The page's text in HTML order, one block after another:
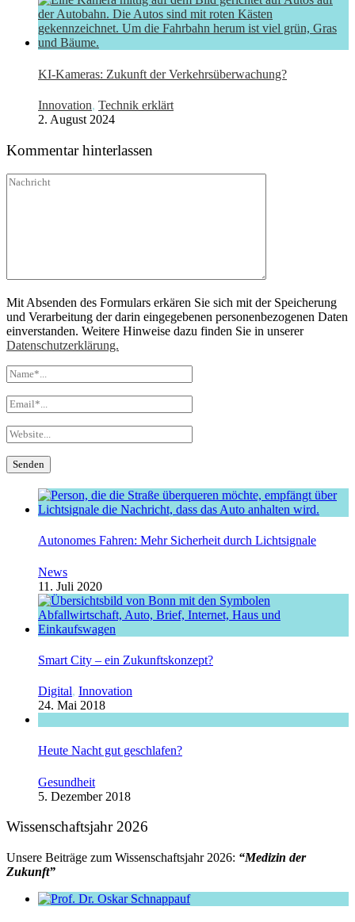
KI-Kameras: Zukunft der Verkehrsüberwachung?
Innovation, Technik erklärt
2. August 2024
Kommentar hinterlassen
Mit Absenden des Formulars erkären Sie sich mit der Speicherung
und Verarbeitung der darin eingegebenen personenbezogenen Daten
einverstanden. Weitere Hinweise dazu finden Sie in unserer
Datenschutzerklärung.
Autonomes Fahren: Mehr Sicherheit durch Lichtsignale
News
11. Juli 2020
Smart City – ein Zukunftskonzept?
Digital, Innovation
24. Mai 2018
Heute Nacht gut geschlafen?
Gesundheit
5. Dezember 2018
Wissenschaftsjahr 2026
Unsere Beiträge zum Wissenschaftsjahr 2026: “Medizin der
Zukunft”